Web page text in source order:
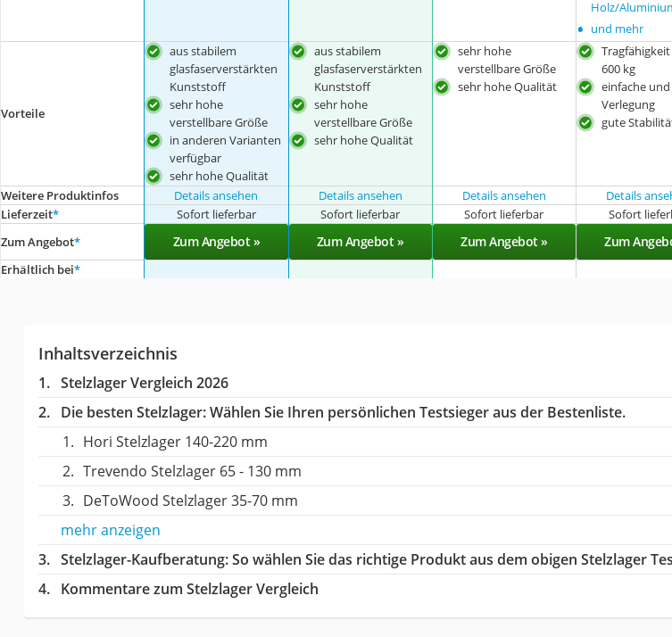
Holz/
• und mehr
Vorteile
aus stabilem
glasfaserverstärkten
Kunststoff
sehr hohe
verstellbare Größe
in anderen Varianten
verfügbar
sehr hohe Qualität
aus stabilem
glasfaserverstärkten
Kunststoff
sehr hohe
verstellbare Größe
sehr hohe Qualität
sehr hohe
verstellbare Größe
sehr hohe Qualität
Tragfähigkeit
600 kg
einfache
Verlegung
gute
Weitere Produktinfos Details ansehen Details ansehen Details ansehen Details
Lieferzeit* Sofort lieferbar Sofort lieferbar Sofort lieferbar Sofort
Zum Angebot* Zum Angebot » Zum Angebot » Zum Angebot » Zum
Erhältlich bei*
Inhaltsverzeichnis
Stelzlager Vergleich 2026
Die besten Stelzlager:Wählen Sie Ihren persönlichen Testsieger aus der Bestenliste.
Hori Stelzlager 140-220 mm
Trevendo Stelzlager 65 - 130 mm
DeToWood Stelzlager 35-70 mm
mehr anzeigen
Stelzlager-Kaufberatung: So wählen Sie das richtige Produkt aus dem obigen Stelzlager
Kommentare zum Stelzlager Vergleich